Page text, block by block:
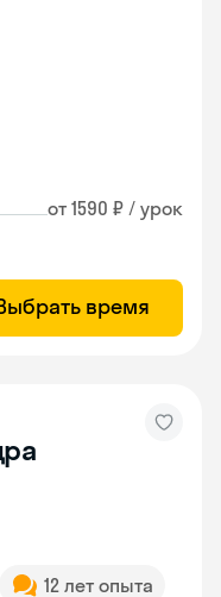
от 1590 ₽ / урок
время
12 лет опыта